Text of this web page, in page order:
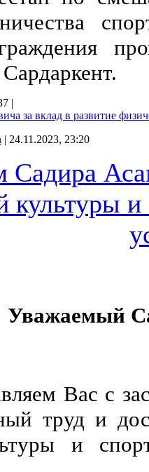
|
за вклад в развитие
| 24.11.2023, 23:20
Уважаемый
Вас с
труд и
и